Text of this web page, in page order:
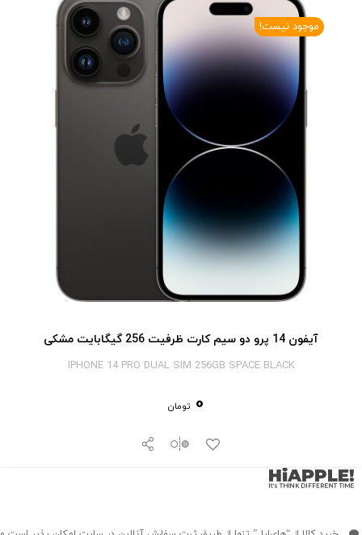
موجود نیست!
آیفون 14 پرو دو سیم کارت ظرفیت 256 گیگابایت مشکی
IPHONE 14 PRO DUAL SIM 256GB SPACE BLACK
0 تومان